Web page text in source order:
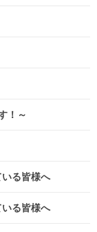
！～
る皆様へ
る皆様へ